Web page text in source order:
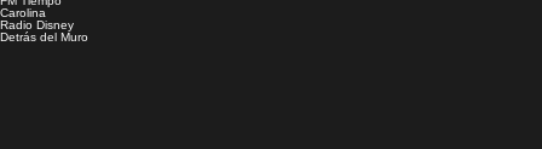
Carolina
Radio Disney
Detrás del Muro